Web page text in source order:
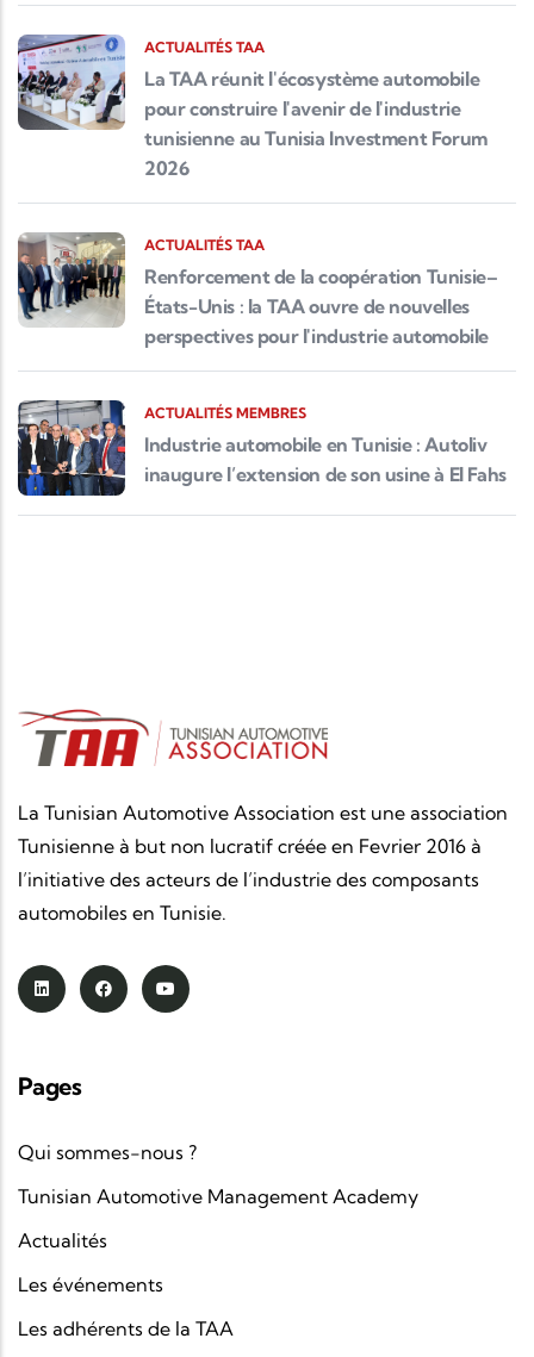
ACTUALITÉS TAA
La TAA réunit l'écosystème automobile
pour construire l'avenir de l'industrie
tunisienne au Tunisia Investment Forum
2026
ACTUALITÉS TAA
Renforcement de la coopération Tunisie–
États-Unis : la TAA ouvre de nouvelles
perspectives pour l'industrie automobile
ACTUALITÉS MEMBRES
Industrie automobile en Tunisie : Autoliv
inaugure l’extension de son usine à El Fahs
La Tunisian Automotive Association est une association
Tunisienne à but non lucratif créée en Fevrier 2016 à
l’initiative des acteurs de l’industrie des composants
automobiles en Tunisie.
Pages
Qui sommes-nous ?
Tunisian Automotive Management Academy
Actualités
Les événements
Les adhérents de la TAA